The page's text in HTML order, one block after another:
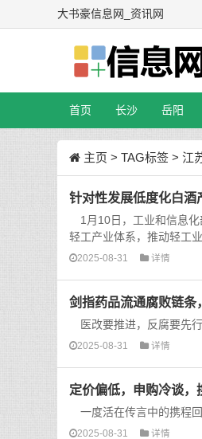
大书豪信息网_资讯网
首页 长沙 岳阳
主页 > TAG标签 > 江
针对性发展低度化白酒
1月10日，工业和信息化
轻工产业体系，推动轻工
2025-08-31 详情
剑指药品流通腐败链条
医改要推进，反腐要先行
2025-08-31 详情
定价偏低，申购冷谈
一度活在传言中的携程
2025-08-31 详情